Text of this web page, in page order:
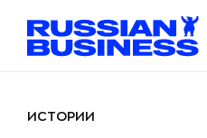
ИСТОРИИ